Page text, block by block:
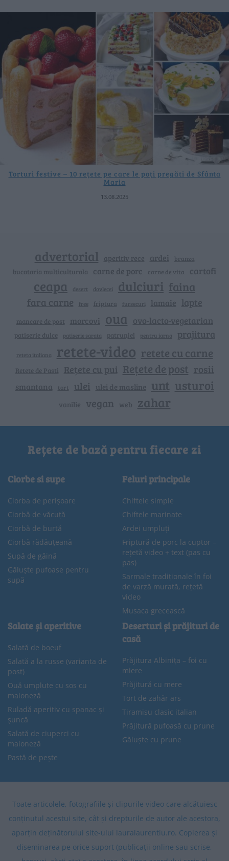
Torturi festive – 10 rețete pe care le poți pregăti de Sfânta
Maria
13.08.2025
advertorial aperitiv rece ardei branza
bucataria multiculturala carne de porc carne de vita cartofi
ceapa desert dovlecei dulciuri faina
fara carne free friptura fursecuri lamaie lapte
mancare de post morcovi oua ovo-lacto-vegetarian
patiserie dulce patiserie sarata patrunjel pentru iarna prajitura
reteta italiana retete-video retete cu carne
Retete de Pasti Rețete cu pui Rețete de post rosii
smantana tort ulei ulei de masline unt usturoi
vanilie vegan web zahar
Rețete de bază pentru fiecare zi
Ciorbe si supe
Ciorba de perișoare
Ciorbă de văcuță
Ciorbă de burtă
Ciorbă rădăuțeană
Supă de găină
Găluște pufoase pentru
supă
Feluri principale
Chiftele simple
Chiftele marinate
Ardei umpluți
Friptură de porc la cuptor –
rețetă video + text (pas cu
pas)
Sarmale tradiționale în foi
de varză murată, rețetă
video
Musaca grecească
Salate și aperitive
Salată de boeuf
Salată a la russe (varianta de
post)
Ouă umplute cu sos cu
maioneză
Ruladă aperitiv cu spanac și
șuncă
Salată de ciuperci cu
maioneză
Pastă de pește
Deserturi și prăjituri de
casă
Prăjitura Albinița – foi cu
miere
Prăjitură cu mere
Tort de zahăr ars
Tiramisu clasic italian
Prăjitură pufoasă cu prune
Găluște cu prune
Toate articolele, fotografiile și clipurile video care alcătuiesc
conținutul acestui site, cât și drepturile de autor ale acestora,
aparțin deținătorului site-ului lauralaurentiu.ro. Copierea și
diseminarea pe orice suport (publicații online sau scrise,